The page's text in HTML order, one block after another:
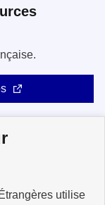
utilise
Instagram
le compte TikTok
Visiter leVisiter